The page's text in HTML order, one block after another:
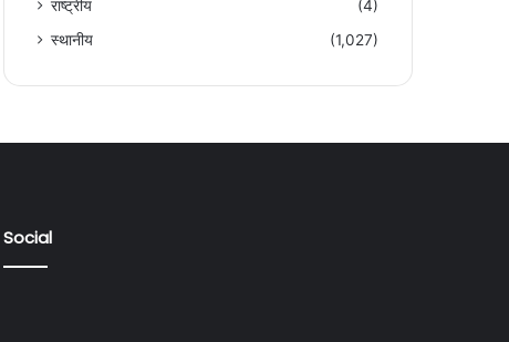
राष्ट्रीय
(4)
स्थानीय
(1,027)
Social